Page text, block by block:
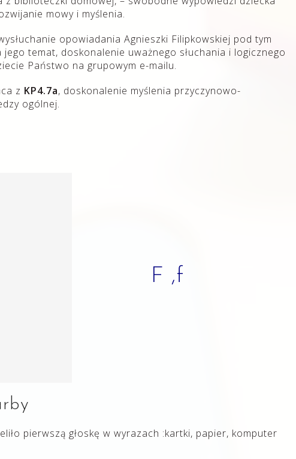
mowy i myślenia.
opowiadania Agnieszki Filipkowskiej pod tym
jego temat, doskonalenie uważnego słuchania i logicznego
Państwo na grupowym e-mailu.
z KP4.7a, doskonalenie myślenia przyczynowo-
ogólnej.
F ,f
pierwszą głoskę w wyrazach :kartki, papier, komputer